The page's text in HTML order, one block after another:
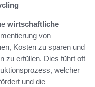
wirtschaftliche
von
Kosten zu sparen und
zu erfüllen. Dies führt oft
welcher
und die